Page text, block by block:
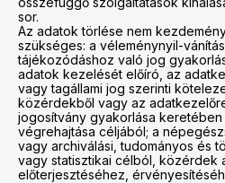
sor.
Az adatok törlése nem
szükséges: a véleménynyil-
tájékozódáshoz való jog
adatok kezelését előíró, az
vagy tagállami jog szerinti
közérdekből vagy az
jogosítvány gyakorlása
végrehajtása céljából; a
vagy archiválási, tudományos és
vagy statisztikai célból, közérdek
előterjesztéséhez,